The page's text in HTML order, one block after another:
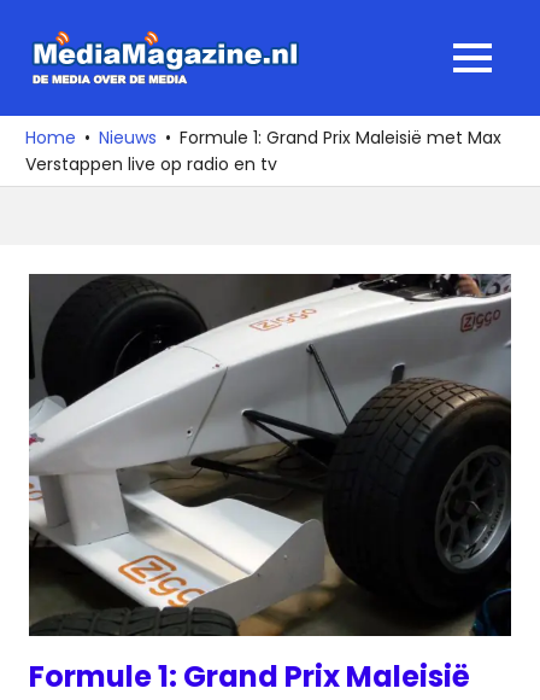
naar
media
over
de
MENU
Home Nieuws
Formule 1: Grand Prix Maleisië met Max
Verstappen live op radio en tv
Formule 1: Grand Prix Maleisië